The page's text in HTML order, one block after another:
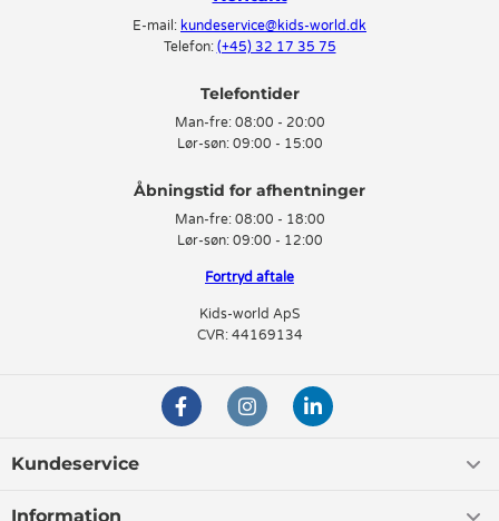
E-mail: kundeservice@kids-world.dk
Telefon: (+45) 32 17 35 75
Telefontider
Man-fre: 08:00 - 20:00
Lør-søn: 09:00 - 15:00
Man-fre: 08:00 - 18:00
Lør-søn: 09:00 - 12:00
Fortryd aftale
Kids-world ApS
CVR: 44169134
Kundeservice
Information